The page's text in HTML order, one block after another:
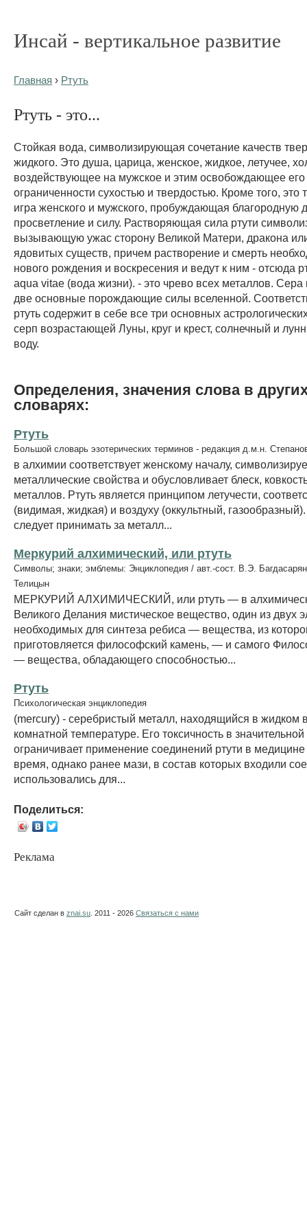
Инсай - вертикальное развитие
Главная › Ртуть
Ртуть - это...
Стойкая вода, символизирующая сочетание качеств
жидкого. Это душа, царица, женское, жидкое, летучее,
воздействующее на мужское и этим освобождающее его
ограниченности сухостью и твердостью. Кроме того, это
игра женского и мужского, пробуждающая благородную
просветление и силу. Растворяющая сила ртути
вызывающую ужас сторону Великой Матери, дракона
ядовитых существ, причем растворение и смерть
нового рождения и воскресения и ведут к ним - отсюда
aqua vitae (вода жизни). - это чрево всех металлов. Сера
две основные порождающие силы вселенной.
ртуть содержит в себе все три основных
серп возрастающей Луны, круг и крест, солнечный и
воду.
Определения, значения слова в
словарях:
Ртуть
Большой словарь эзотерических терминов - редакция д.м.н.
в алхимии соответствует женскому началу,
металлические свойства и обусловливает блеск,
металлов. Ртуть является принципом летучести,
(видимая, жидкая) и воздуху (оккультный,
следует принимать за металл...
Меркурий алхимический, или ртуть
Символы; знаки; эмблемы: Энциклопедия / авт.-сост. В.Э.
Телицын
МЕРКУРИЙ АЛХИМИЧЕСКИЙ, или ртуть — в
Великого Делания мистическое вещество, один из двух
необходимых для синтеза ребиса — вещества, из
приготовляется философский камень, — и самого
— вещества, обладающего способностью...
Ртуть
Психологическая энциклопедия
(mercury) - серебристый металл, находящийся в жидком
комнатной температуре. Его токсичность в
ограничивает применение соединений ртути в
время, однако ранее мази, в состав которых входили
использовались для...
Поделиться:
Реклама
Сайт сделан в znai.su . 2011 - 2026 Связаться с нами